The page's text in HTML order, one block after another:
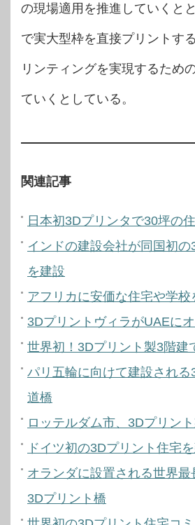
の現場適用を推進していくと
で実大型枠を直接プリントす
リンティングを実現するため
ていくとしている。
関連記事
日本初3Dプリンタで30坪の
インドの建設会社が同国初
を建設
アフリカに安価な住宅や学校
3DプリントヴィラがUAEに
世界初！3Dプリント製3階建
パリ五輪に向けて建設され
道橋
ロッテルダム市、3Dプリン
ドイツ初の3Dプリント住宅
オランダに設置される世界最
3Dプリント橋